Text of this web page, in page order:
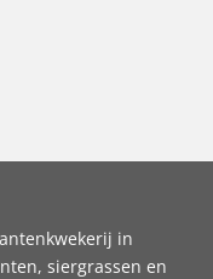
in
siergrassen en